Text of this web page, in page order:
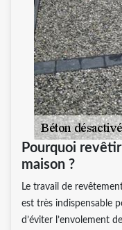
Pourquoi
maison ?
Le travail de
est très indispensable
d’éviter l’envolement